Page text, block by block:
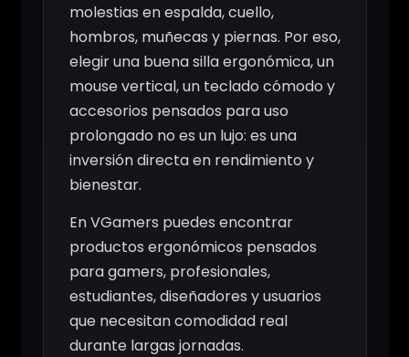
molestias en espalda, cuello,
hombros, muñecas y piernas. Por eso,
elegir una buena silla ergonómica, un
mouse vertical, un teclado cómodo y
accesorios pensados para uso
prolongado no es un lujo: es una
inversión directa en rendimiento y
bienestar.
En VGamers puedes encontrar
productos ergonómicos pensados
para gamers, profesionales,
estudiantes, diseñadores y usuarios
que necesitan comodidad real
durante largas jornadas.